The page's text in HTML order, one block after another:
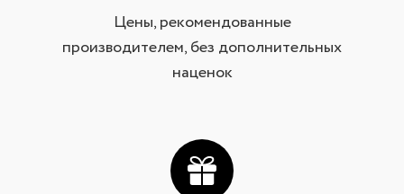
Цены, рекомендованные
производителем, без дополнительных
наценок